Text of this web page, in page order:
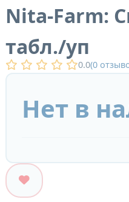
Nita-Farm:
табл./уп
0.0(0
Нет в